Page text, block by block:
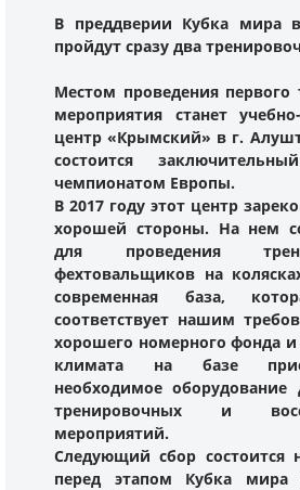
В преддверии Кубка мира
пройдут сразу два
Местом проведения первого
мероприятия станет
центр «Крымский» в г.
состоится
чемпионатом Европы.
В 2017 году этот центр
хорошей стороны. На нем
для проведения
фехтовальщиков на
современная база,
соответствует нашим
хорошего номерного фонда и
климата на базе
необходимое оборудование
тренировочных и
мероприятий.
Следующий сбор состоится
перед этапом Кубка мира